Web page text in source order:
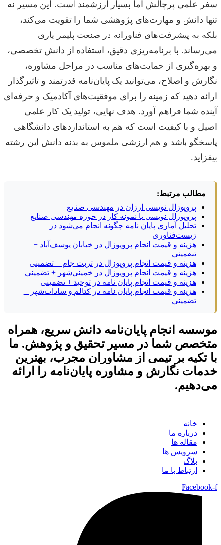
سفر علمی پرچالش اما بسیار ارزشمند است. این مسیر نه
تنها دانش و مهارت‌های پژوهشی شما را تقویت می‌کند،
بلکه به پیشرفت‌های فناورانه در صنعت پلیمر یاری
می‌رساند. با برنامه‌ریزی دقیق، استفاده از دانش تخصصی،
و بهره‌گیری از حمایت‌های مناسب در مراحل مشاوره،
نگارش و اصلاح، می‌توانید یک پایان‌نامه قدرتمند و تاثیرگذار
ارائه دهید که زمینه را برای موفقیت‌های آکادمیک و حرفه‌ای
آینده شما فراهم آورد. هدف نهایی، تولید یک کار علمی
اصیل و با کیفیت است که هم به استانداردهای دانشگاهی
پاسخگو باشد و هم ارزشی ملموس به بدنه دانش این رشته
بیفزاید.
مطالب مرتبط:
پروپوزال نویسی ارزان در مهندسی صنایع
پروپوزال نویسی با نمونه کار در حوزه مهندسی صنایع
تحلیل آماری پایان نامه چگونه انجام می‌شود در
زیست‌فناوری
هزینه و قیمت انجام پروپوزال در خیابان یوسف‌آباد +
تضمینی
هزینه و قیمت انجام پروپوزال در تربت جام + تضمینی
هزینه و قیمت انجام پروپوزال در خمینی‌شهر + تضمینی
هزینه و قیمت انجام پایان نامه در توحید + تضمینی
هزینه و قیمت انجام پایان نامه در کتالم و سادات‌شهر +
تضمینی
موسسه انجام پایان‌نامه دانش سریع، همراه
متخصص شما در مسیر تحقیق و پژوهش. ما
با تکیه بر تیمی از مشاوران مجرب، بهترین
خدمات نگارش و مشاوره پایان‌نامه را ارائه
می‌دهیم.
خانه
درباره ما
مقاله ها
سرویس ها
بلاگ
ارتباط با ما
Facebook-f